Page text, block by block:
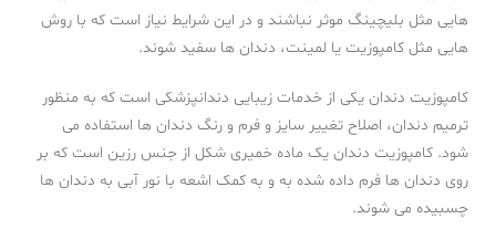
هایی مثل بلیچینگ موثر نباشند و در این شرایط نیاز است که با روش
هایی مثل کامپوزیت یا لمینت، دندان ها سفید شوند.
کامپوزیت دندان یکی از خدمات زیبایی دندانپزشکی است که به منظور
ترمیم دندان، اصلاح تغییر سایز و فرم و رنگ دندان ها استفاده می
شود. کامپوزیت دندان یک ماده خمیری شکل از جنس رزین است که بر
روی دندان ها فرم داده شده به و به کمک اشعه با نور آبی به دندان ها
چسبیده می شوند.